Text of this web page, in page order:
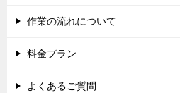
作業の流れについて
料金プラン
よくあるご質問